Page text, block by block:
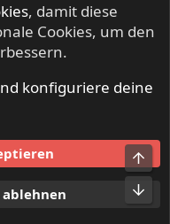
Datenschutz
, damit diese
Cookies, um den
konfiguriere deine